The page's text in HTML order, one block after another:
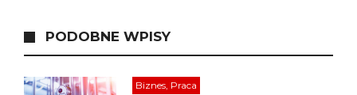
PODOBNE WPISY
Biznes, Praca